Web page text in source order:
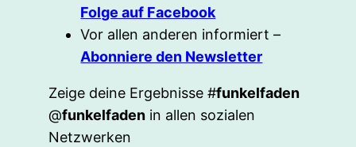
Folge auf Facebook
Vor allen anderen informiert –
Abonniere den Newsletter
Zeige deine Ergebnisse #funkelfaden
@funkelfaden in allen sozialen
Netzwerken